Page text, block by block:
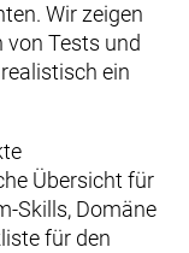
Wir zeigen
von Tests und
ein
Übersicht für
Skills, Domäne
für den